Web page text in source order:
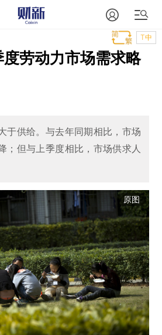
T中
度劳动力市场需求略
于供给。与去年同期相比，市场
；但与上季度相比，市场供求人
原图